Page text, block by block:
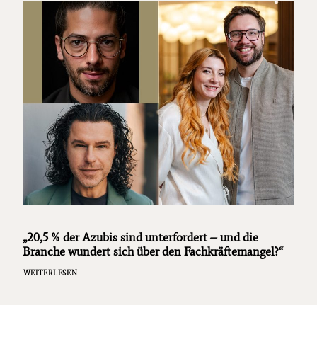
„20,5 % der Azubis sind unterfordert – und die
Branche wundert sich über den Fachkräftemangel?“
WEITERLESEN